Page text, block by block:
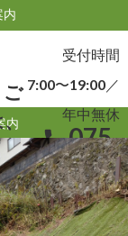
内
ご
受付時間
7:00〜19:00／
年中無休
local_phone075-
323-
0432
内